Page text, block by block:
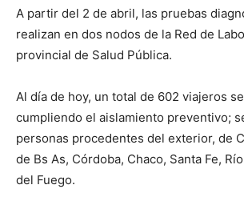
A partir del 2 de abril, las pruebas
realizan en dos nodos de la Red de
provincial de Salud Pública.
Al día de hoy, un total de 602 viajeros
cumpliendo el aislamiento preventivo;
personas procedentes del exterior, de
de Bs As, Córdoba, Chaco, Santa Fe,
del Fuego.